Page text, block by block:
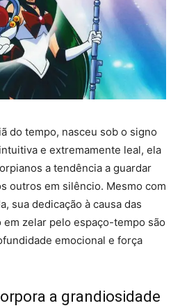
do tempo, nasceu sob o signo
e extremamente leal, ela
a tendência a guardar
outros em silêncio. Mesmo com
sua dedicação à causa das
em zelar pelo espaço-tempo são
emocional e força
a grandiosidade